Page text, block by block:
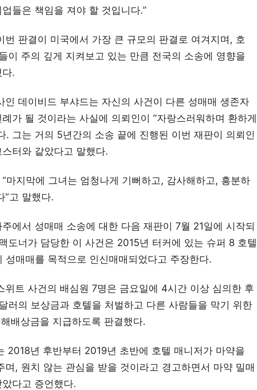
들은 책임을 져야 할 것입니다.”
번 판결이 미국에서 가장 큰 규모의 판결로 여겨지며, 호
이 주의 깊게 지켜보고 있는 만큼 전국의 소송에 영향을
.
인 데이비드 부샤드는 자신의 사건이 다른 성매매 생존자
가 될 것이라는 사실에 의뢰인이 “자랑스러워하며 환하게
. 그는 거의 5년간의 소송 끝에 진행된 이번 재판이 의뢰인
터와 같았다고 말했다.
마지막에 그녀는 엄청나게 기뻐하고, 감사해하고, 흥분하
”고 말했다.
에서 성매매 소송에 대한 다음 재판이 7월 21일에 시작되
도너가 담당한 이 사건은 2015년 터커에 있는 슈퍼 8 호텔
성매매를 목적으로 인신매매되었다고 주장한다.
위트 사건의 배심원 7명은 금요일에 4시간 이상 심의한 후
러의 보상금과 호텔을 처벌하고 다른 사람들을 막기 위한
배상금을 지급하도록 판결했다.
2018년 후반부터 2019년 초반에 호텔 매니저가 마약을
며, 원치 않는 관심을 받을 것이라고 경고하면서 마약 밀매
다고 증언했다.